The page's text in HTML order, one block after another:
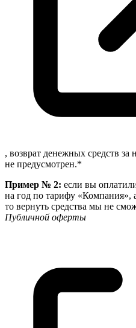
, возврат денежных средств за
не предусмотрен.*
Пример № 2: если вы
на год по тарифу «Компания»,
то вернуть средства мы не
Публичной оферты